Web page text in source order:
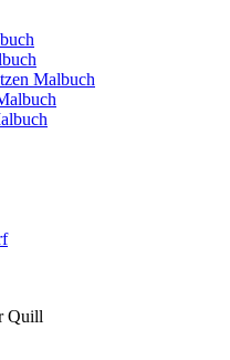
Malbuch
Quill